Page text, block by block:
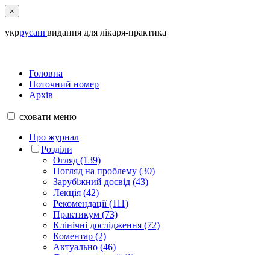
×
укррусангвидання для лікаря-практика
Головна
Поточний номер
Архів
сховати меню
Про журнал
Розділи
Огляд (139)
Погляд на проблему (30)
Зарубіжний досвід (43)
Лекція (42)
Рекомендації (111)
Практикум (73)
Клінічні дослідження (72)
Коментар (2)
Актуально (46)